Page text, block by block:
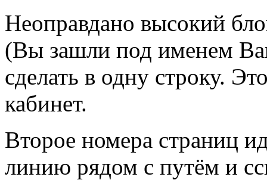
Неоправдано высокий
(Вы зашли под именем
сделать в одну строку.
кабинет.
Второе номера страниц
линию рядом с путём и